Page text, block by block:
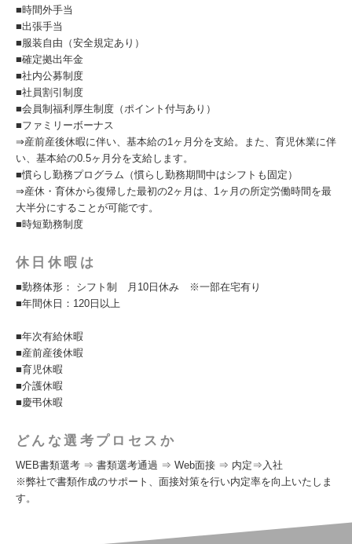
■時間外手当
■出張手当
■服装自由（安全規定あり）
■確定拠出年金
■社内公募制度
■社員割引制度
■会員制福利厚生制度（ポイント付与あり）
■ファミリーボーナス
⇒産前産後休暇に伴い、基本給の1ヶ月分を支給。また、育児休業に伴
い、基本給の0.5ヶ月分を支給します。
■慣らし勤務プログラム（慣らし勤務期間中はシフトも固定）
⇒産休・育休から復帰した最初の2ヶ月は、1ヶ月の所定労働時間を最
大半分にすることが可能です。
■時短勤務制度
休日休暇は
■勤務体形： シフト制 月10日休み ※一部在宅有り
■年間休日：120日以上
■年次有給休暇
■産前産後休暇
■育児休暇
■介護休暇
■慶弔休暇
どんな選考プロセスか
WEB書類選考 ⇒ 書類選考通過 ⇒ Web面接 ⇒ 内定⇒入社
※弊社で書類作成のサポート、面接対策を行い内定率を向上いたしま
す。